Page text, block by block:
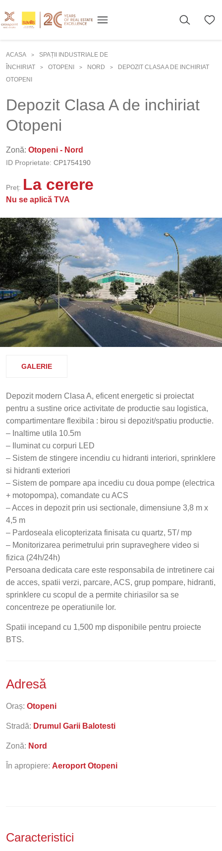
ACASA >
SPAȚII INDUSTRIALE DE
ÎNCHIRIAT
> OTOPENI > NORD >
DEPOZIT CLASA A DE INCHIRIAT
OTOPENI
Depozit Clasa A de inchiriat
Otopeni
Zonă: Otopeni - Nord
ID Proprietate: CP1754190
Preț: La cerere
Nu se aplică TVA
GALERIE
Depozit modern Clasa A, eficent energetic si proiectat
pentru a sustine orice activitate de productie sau logistica,
compartimentare flexibila : birou si depozit/spatiu productie.
– Inaltime utila 10.5m
– Iluminat cu corpuri LED
– Sistem de stingere incendiu cu hidranti interiori, sprinklere
si hidranti exteriori
– Sistem de pompare apa incediu cu doua pompe (electrica
+ motopompa), comandate cu ACS
– Acces in depozit prin usi sectionale, dimensiune 3,8 m x
4,5 m
– Pardoseala elicopterizata finisata cu quartz, 5T/ mp
– Monitorizarea perimetrului prin supraveghere video si
fizica (24h/24h)
Persoana dedicata care este responsabila de intretinere cai
de acces, spatii verzi, parcare, ACS, grup pompare, hidranti,
sprinklere cu scopul de a permite chiriasilor sa se
concentreze pe operatiunile lor.
Spatii incepand cu 1,500 mp disponibile pentru proiecte
BTS.
Adresă
Oraș: Otopeni
Stradă: Drumul Garii Balotesti
Zonă: Nord
În apropiere: Aeroport Otopeni
Caracteristici